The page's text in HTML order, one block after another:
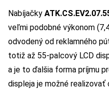
Nabíjačky
veľmi podobné výkonom
odvodený od reklamného
totiž až 55-palcový LCD
a je to ďalšia forma príjmu
displeja je možné